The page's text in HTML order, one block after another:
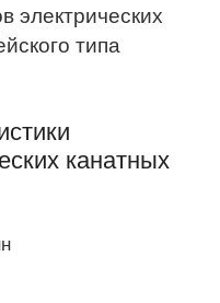
электрических
типа
канатных